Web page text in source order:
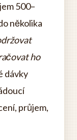
500–
několika
ho
dávky
průjem,